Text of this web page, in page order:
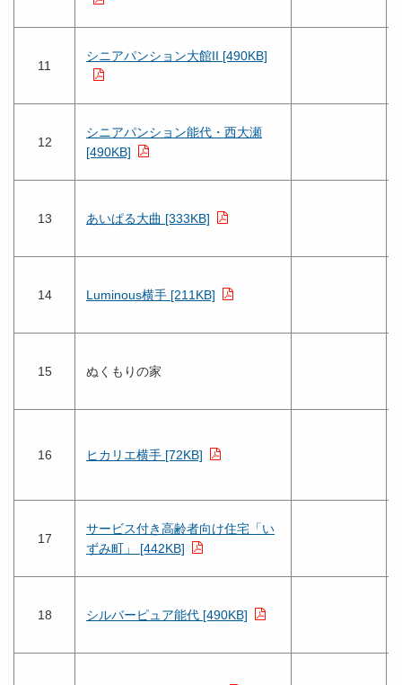
11
シニアパンション大館II [490KB]
12
シニアパンション能代・西大瀬
[490KB]
13 あいぱる大曲 [333KB]
14 Luminous横手 [211KB]
15 ぬくもりの家
16 ヒカリエ横手 [72KB]
17
サービス付き高齢者向け住宅「い
ずみ町」 [442KB]
18 シルバーピュア能代 [490KB]